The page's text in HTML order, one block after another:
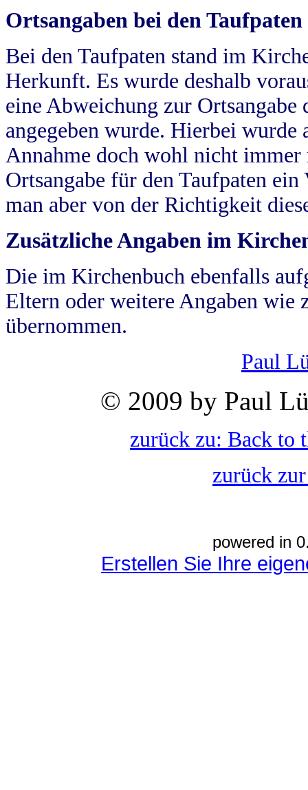
Ortsangaben bei den Taufpaten
Bei den Taufpaten stand im
Herkunft. Es wurde deshalb
eine Abweichung zur
angegeben wurde. Hierbei wurde
Annahme doch wohl nicht
Ortsangabe für den Taufpaten
man aber von der Richtigkeit
Zusätzliche Angaben im
Die im Kirchenbuch ebenfalls
Eltern oder weitere Angaben wie
übernommen.
Paul
© 2009 by Paul
zurück zu: Back to
zurück
powered in
Erstellen Sie Ihre